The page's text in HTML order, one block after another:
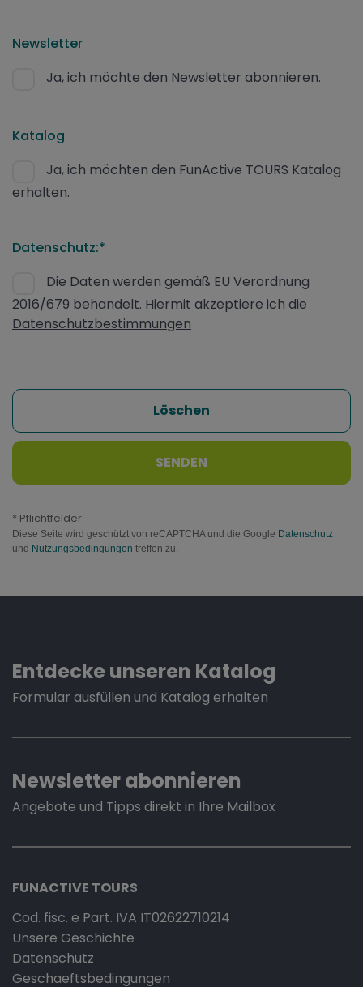
Newsletter
Ja, ich möchte den Newsletter abonnieren.
Katalog
Ja, ich möchten den FunActive TOURS Katalog
erhalten.
Datenschutz:*
Die Daten werden gemäß EU Verordnung
2016/679 behandelt. Hiermit akzeptiere ich die
Datenschutzbestimmungen
Löschen
SENDEN
* Pflichtfelder
Diese Seite wird geschützt von reCAPTCHA und die Google Datenschutz
und Nutzungsbedingungen treffen zu.
Entdecke unseren Katalog
Formular ausfüllen und Katalog erhalten
Newsletter abonnieren
Angebote und Tipps direkt in Ihre Mailbox
FUNACTIVE TOURS
Cod. fisc. e Part. IVA IT02622710214
Unsere Geschichte
Datenschutz
Geschaeftsbedingungen